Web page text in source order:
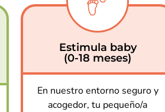
Estimula baby
(0-18 meses)
En nuestro entorno seguro y
acogedor, tu pequeño/a